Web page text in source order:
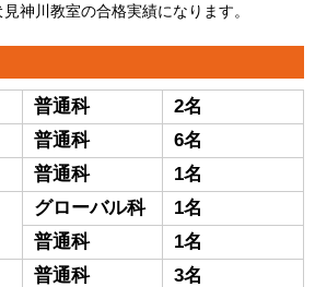
神川教室の合格実績になります。
普通科
2名
普通科
6名
普通科 1名
グローバル科
1名
普通科
1名
普通科
3名